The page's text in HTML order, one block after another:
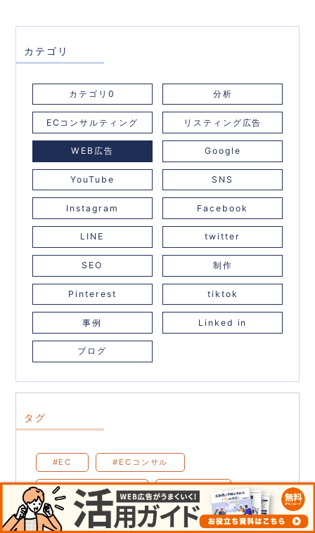
カテゴリ
カテゴリ0 分析
ECコンサルティング リスティング広告
WEB広告 Google
YouTube SNS
Instagram Facebook
LINE twitter
SEO 制作
Pinterest tiktok
事例 Linked in
ブログ
タグ
#EC #ECコンサル
#コンサルティング #運営代行
#ECサイト #集客 #売上アップ